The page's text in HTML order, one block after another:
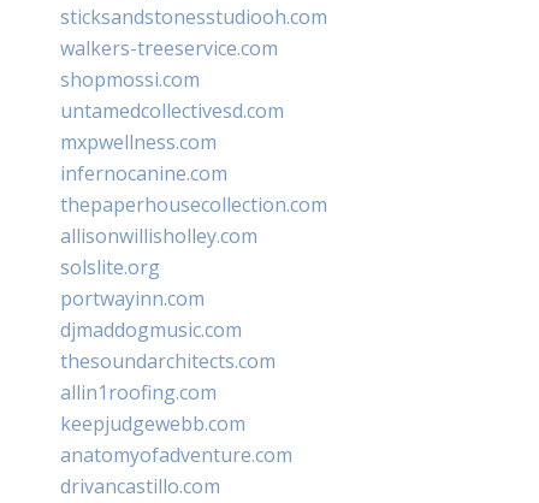
sticksandstonesstudiooh.com
walkers-treeservice.com
shopmossi.com
untamedcollectivesd.com
mxpwellness.com
infernocanine.com
thepaperhousecollection.com
allisonwillisholley.com
solslite.org
portwayinn.com
djmaddogmusic.com
thesoundarchitects.com
allin1roofing.com
keepjudgewebb.com
anatomyofadventure.com
drivancastillo.com